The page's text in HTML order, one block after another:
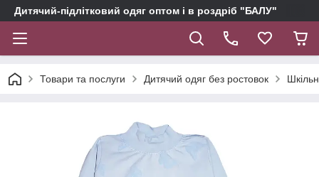
Дитячий-підлітковий одяг оптом і в роздріб "БАЛУ"
Товари та послуги Дитячий одяг без ростовок